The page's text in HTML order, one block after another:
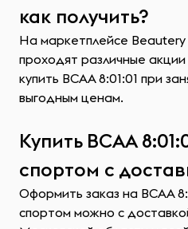
как получить?
На маркетплейсе Beautery
проходят различные акции
купить ВСАА 8:01:01 при
выгодным ценам.
Купить ВСАА
спортом с
Оформить заказ на ВСАА
спортом можно с